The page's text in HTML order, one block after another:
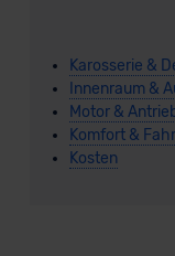
Karosserie &
Innenraum &
Motor &
Komfort &
Kosten